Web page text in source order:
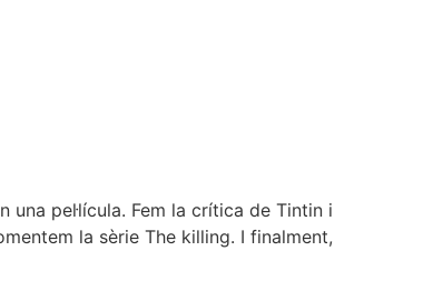
pel·lícula. Fem la crítica de Tintin i
la sèrie The killing. I finalment,